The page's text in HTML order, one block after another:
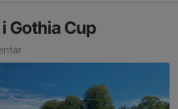
Gothia Cup